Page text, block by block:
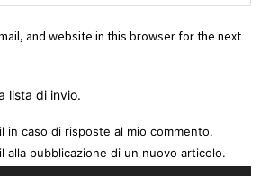
and website in this browser for the next
lista di invio.
in caso di risposte al mio commento.
alla pubblicazione di un nuovo articolo.